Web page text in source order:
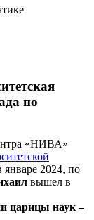
по
«НИВА»
январе 2024, по
вышел в
царицы наук –